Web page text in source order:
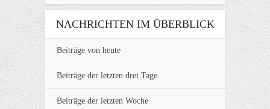
NACHRICHTEN IM ÜBERBLICK
Beiträge von heute
Beiträge der letzten drei Tage
Beiträge der letzten Woche